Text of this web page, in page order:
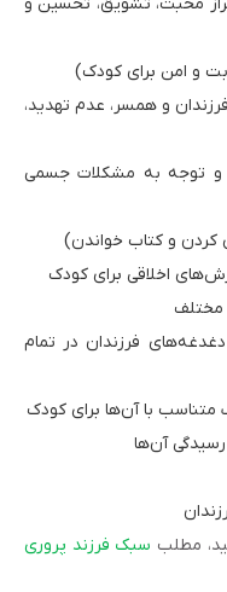
و امن برای کودک)
و همسر، عدم تهدید،
و توجه به مشکلات جسمی
کردن و کتاب خواندن)
اخلاقی برای کودک
مختلف
فرزندان در تمام
متناسب با آن‌ها برای کودک
آن‌ها
مطلب سبک فرزند پروری